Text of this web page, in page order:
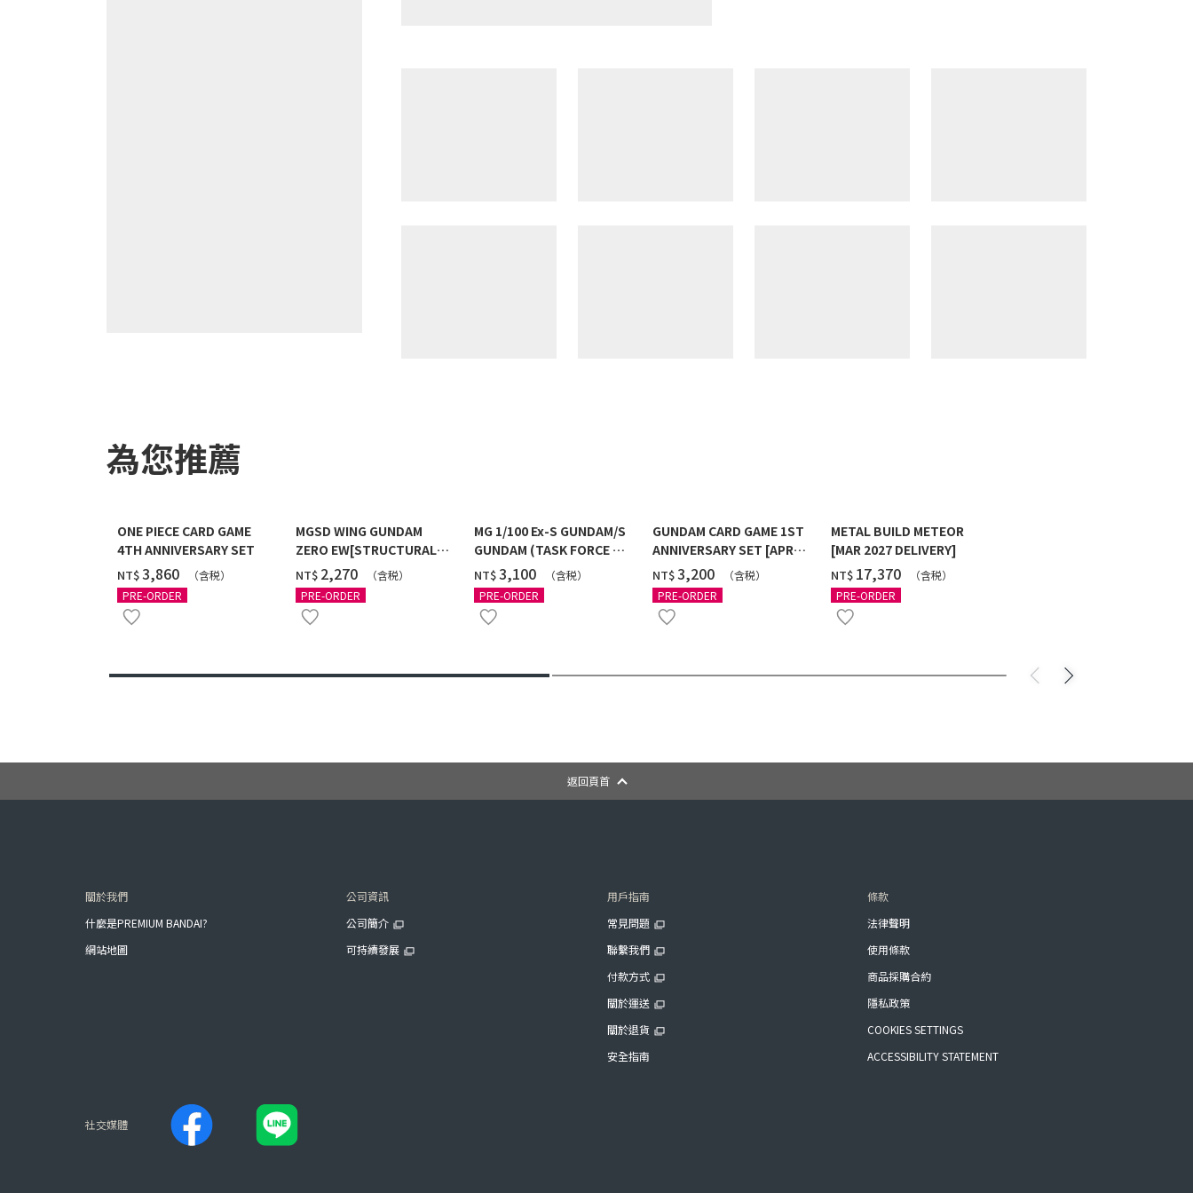
為您推薦
ONE PIECE CARD GAME
4TH ANNIVERSARY SET
NT$‌3,860
（含税）
PRE-ORDER
MGSD WING GUNDAM
ZERO EW[STRUCTURAL
COATING/BLACK] [2026年
12月發送]
NT$ ‌2,270
（含税）
PRE-ORDER
MG 1/100 Ex-S GUNDAM/S
GUNDAM (TASK FORCE α
Ver.) [2026年10月發送]
NT$‌3,100
（含税）
PRE-ORDER
GUNDAM CARD GAME 1ST
ANNIVERSARY SET [APR
2027 DELIVERY]
NT$‌3,200
（含税）
PRE-ORDER
METAL BUILD METEOR
[MAR 2027 DELIVERY]
NT$ ‌17,370
（含税）
PRE-ORDER
返回頁首
關於我們
什麼是PREMIUM BANDAI?
網站地圖
公司資訊
公司簡介
可持續發展
用戶指南
常見問題
聯繫我們
付款方式
關於運送
關於退貨
安全指南
條款
法律聲明
使用條款
商品採購合約
隱私政策
COOKIES SETTINGS
ACCESSIBILITY STATEMENT
社交媒體